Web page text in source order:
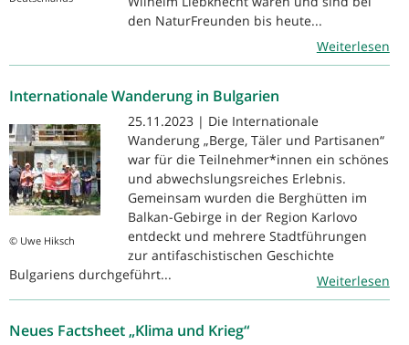
den NaturFreunden bis heute...
Weiterlesen
Internationale Wanderung in Bulgarien
© Uwe Hiksch
25.11.2023 | Die Internationale
Wanderung „Berge, Täler und Partisanen“
war für die Teilnehmer*innen ein schönes
und abwechslungsreiches Erlebnis.
Gemeinsam wurden die Berghütten im
Balkan-Gebirge in der Region Karlovo
entdeckt und mehrere Stadtführungen
zur antifaschistischen Geschichte
Bulgariens durchgeführt...
Weiterlesen
Neues Factsheet „Klima und Krieg“